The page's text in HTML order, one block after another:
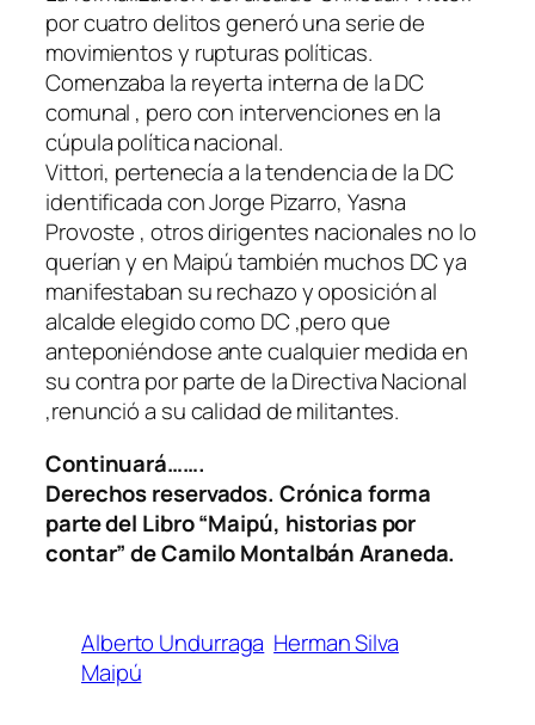
por cuatro delitos generó una serie de
movimientos y rupturas políticas.
Comenzaba la reyerta interna de la DC
comunal , pero con intervenciones en la
cúpula política nacional.
Vittori, pertenecía a la tendencia de la DC
identificada con Jorge Pizarro, Yasna
Provoste , otros dirigentes nacionales no lo
querían y en Maipú también muchos DC ya
manifestaban su rechazo y oposición al
alcalde elegido como DC ,pero que
anteponiéndose ante cualquier medida en
su contra por parte de la Directiva Nacional
,renunció a su calidad de militantes.
Continuará…….
Derechos reservados. Crónica forma
parte del Libro “Maipú, historias por
contar” de Camilo Montalbán Araneda.
Alberto Undurraga Herman Silva
Maipú